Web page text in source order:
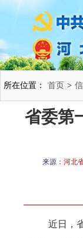
所在位置： 首页 >
省委第
来源： 河北
近日，